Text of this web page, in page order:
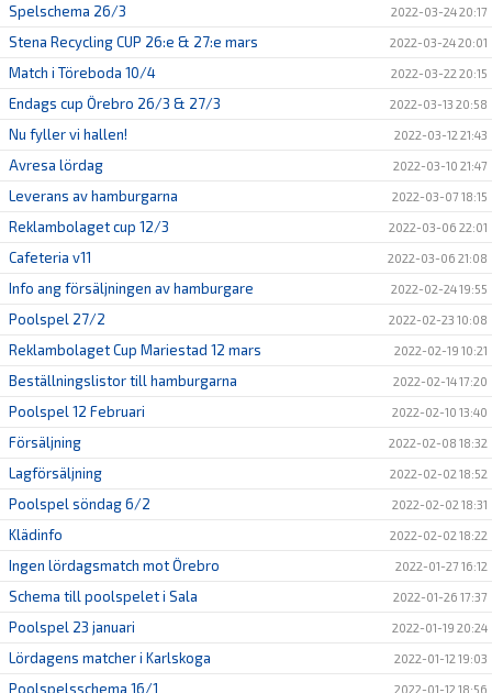
Spelschema 26/3 2022-03-24 20:17
Stena Recycling CUP 26:e & 27:e mars 2022-03-24 20:01
Match i Töreboda 10/4 2022-03-22 20:15
Endags cup Örebro 26/3 & 27/3 2022-03-13 20:58
Nu fyller vi hallen! 2022-03-12 21:43
Avresa lördag 2022-03-10 21:47
Leverans av hamburgarna 2022-03-07 18:15
Reklambolaget cup 12/3 2022-03-06 22:01
Cafeteria v11 2022-03-06 21:08
Info ang försäljningen av hamburgare 2022-02-24 19:55
Poolspel 27/2 2022-02-23 10:08
Reklambolaget Cup Mariestad 12 mars 2022-02-19 10:21
Beställningslistor till hamburgarna 2022-02-14 17:20
Poolspel 12 Februari 2022-02-10 13:40
Försäljning 2022-02-08 18:32
Lagförsäljning 2022-02-02 18:52
Poolspel söndag 6/2 2022-02-02 18:31
Klädinfo 2022-02-02 18:22
Ingen lördagsmatch mot Örebro 2022-01-27 16:12
Schema till poolspelet i Sala 2022-01-26 17:37
Poolspel 23 januari 2022-01-19 20:24
Lördagens matcher i Karlskoga 2022-01-12 19:03
Poolspelsschema 16/1 2022-01-12 18:56